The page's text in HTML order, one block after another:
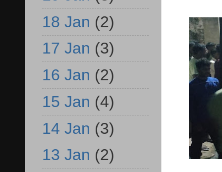
18 Jan (2)
17 Jan (3)
16 Jan (2)
15 Jan (4)
14 Jan (3)
13 Jan (2)